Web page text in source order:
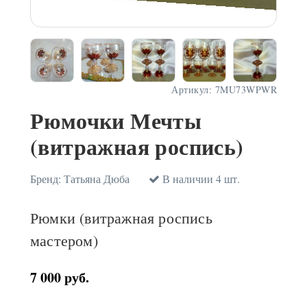
Артикул: 7MU73WPWR
Рюмочки Мечты
(витражная роспись)
Бренд: Татьяна Дюба В наличии 4 шт.
Рюмки (витражная роспись
мастером)
7 000руб.